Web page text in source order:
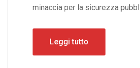
minaccia per la sicurezza
Leggi tutto